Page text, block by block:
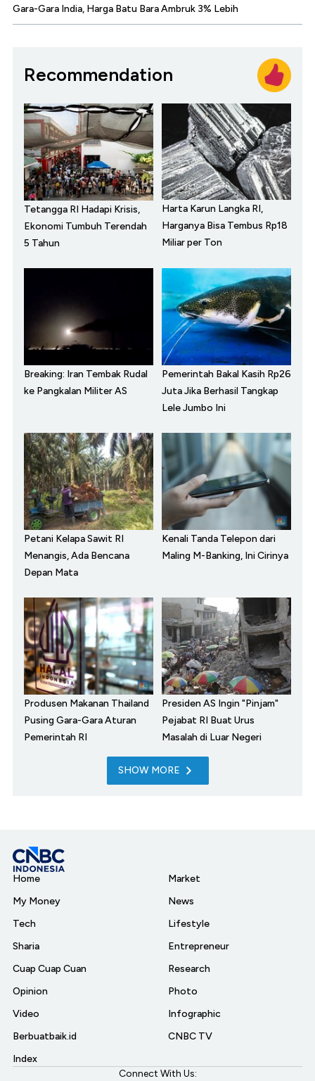
Gara-Gara India, Harga Batu Bara Ambruk 3% Lebih
Recommendation
Tetangga RI Hadapi Krisis,
Ekonomi Tumbuh Terendah
5 Tahun
Harta Karun Langka RI,
Harganya Bisa Tembus Rp18
Miliar per Ton
Breaking: Iran Tembak Rudal
ke Pangkalan Militer AS
Pemerintah Bakal Kasih Rp26
Juta Jika Berhasil Tangkap
Lele Jumbo Ini
Petani Kelapa Sawit RI
Menangis, Ada Bencana
Depan Mata
Kenali Tanda Telepon dari
Maling M-Banking, Ini Cirinya
Produsen Makanan Thailand
Pusing Gara-Gara Aturan
Pemerintah RI
Presiden AS Ingin "Pinjam"
Pejabat RI Buat Urus
Masalah di Luar Negeri
SHOW MORE
Home
My Money
Tech
Sharia
Cuap Cuap Cuan
Opinion
Video
Berbuatbaik.id
Index
Market
News
Lifestyle
Entrepreneur
Research
Photo
Infographic
CNBC TV
Connect With Us: